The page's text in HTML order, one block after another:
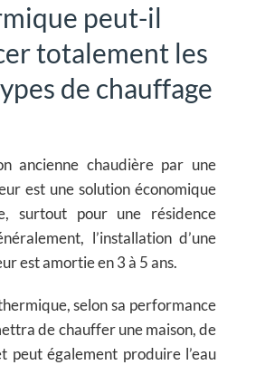
peut-il
totalement les
de chauffage
ancienne chaudière par une
est une solution économique
surtout pour une résidence
l’installation d’une
est amortie en 3 à 5 ans.
selon sa performance
de chauffer une maison, de
peut également produire l’eau